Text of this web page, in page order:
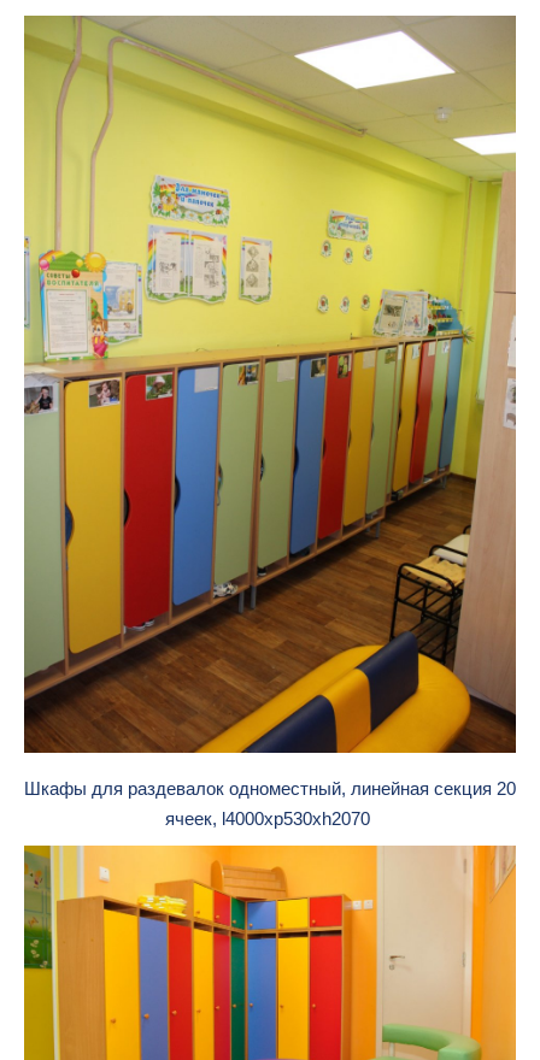
Шкафы для раздевалок одноместный, линейная секция 20
ячеек, l4000xp530xh2070